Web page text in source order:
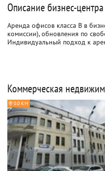
Описание бизнес-
Аренда офисов класса B в
комиссии), обновления по
Индивидуальный подход к
Коммерческая
0.0 КМ